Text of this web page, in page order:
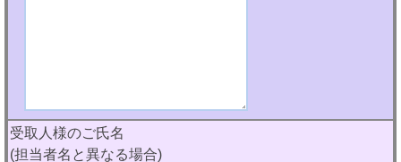
受取人様のご氏名
(担当者名と異なる場合)